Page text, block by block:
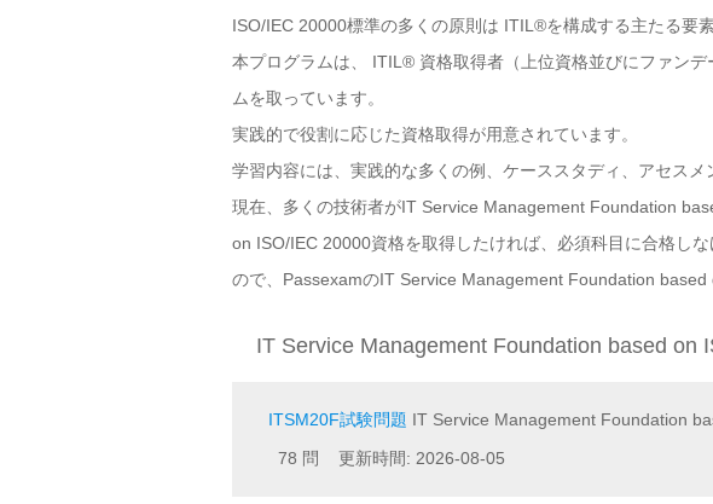
ISO/IEC 20000標準の多くの原則は ITIL®を構成する主たる要
本プログラムは、 ITIL® 資格取得者（上位資格並びにファン
ムを取っています。
実践的で役割に応じた資格取得が用意されています。
学習内容には、実践的な多くの例、ケーススタディ、アセスメ
現在、多くの技術者がIT Service Management Foundation
on ISO/IEC 20000資格を取得したければ、必須科目に合格し
ので、PassexamのIT Service Management Foundation based
IT Service Management Foundation based on
ITSM20F試験問題 IT Service Management Foundation
78 問 更新時間: 2026-08-05